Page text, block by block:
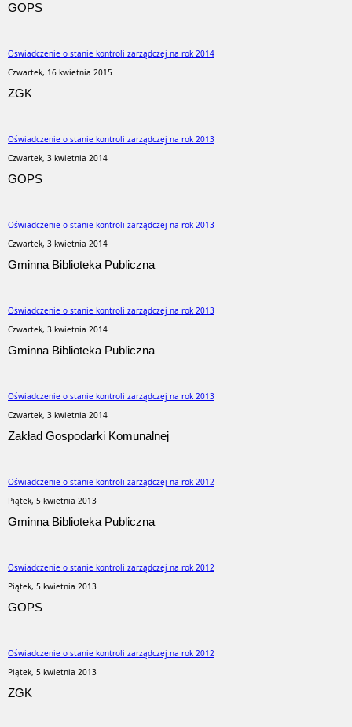
GOPS
Oświadczenie o stanie kontroli zarządczej na rok 2014
Czwartek, 16 kwietnia 2015
ZGK
Oświadczenie o stanie kontroli zarządczej na rok 2013
Czwartek, 3 kwietnia 2014
GOPS
Oświadczenie o stanie kontroli zarządczej na rok 2013
Czwartek, 3 kwietnia 2014
Gminna Biblioteka Publiczna
Oświadczenie o stanie kontroli zarządczej na rok 2013
Czwartek, 3 kwietnia 2014
Gminna Biblioteka Publiczna
Oświadczenie o stanie kontroli zarządczej na rok 2013
Czwartek, 3 kwietnia 2014
Zakład Gospodarki Komunalnej
Oświadczenie o stanie kontroli zarządczej na rok 2012
Piątek, 5 kwietnia 2013
Gminna Biblioteka Publiczna
Oświadczenie o stanie kontroli zarządczej na rok 2012
Piątek, 5 kwietnia 2013
GOPS
Oświadczenie o stanie kontroli zarządczej na rok 2012
Piątek, 5 kwietnia 2013
ZGK